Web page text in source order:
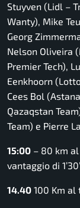
Stuyven (Lidl –
Wanty), Mike
Georg
Nelson Oliveira
Premier Tech),
Eenkhoorn
Cees Bol
Qazaqstan
Team) e Pierre
15:00 – 80 km
vantaggio di
14.40 100 Km al